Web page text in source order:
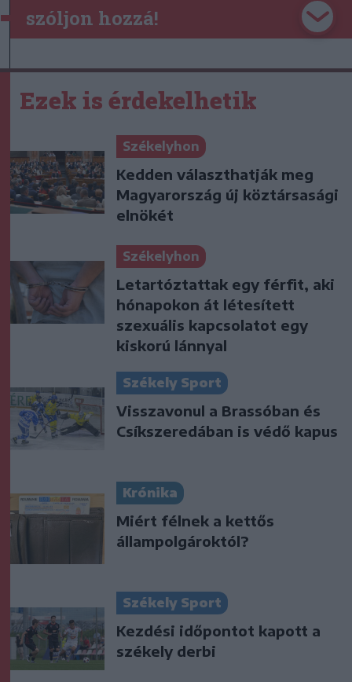
szóljon hozzá!
Ezek is érdekelhetik
Székelyhon
Kedden választhatják meg
Magyarország új köztársasági
elnökét
Székelyhon
Letartóztattak egy férfit, aki
hónapokon át létesített
szexuális kapcsolatot egy
kiskorú lánnyal
Székely Sport
Visszavonul a Brassóban és
Csíkszeredában is védő kapus
Krónika
Miért félnek a kettős
állampolgároktól?
Székely Sport
Kezdési időpontot kapott a
székely derbi